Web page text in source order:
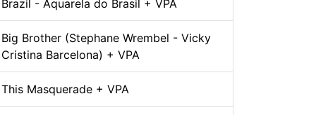
Brazil - Aquarela do Brasil + VPA
Big Brother (Stephane Wrembel - Vicky
Cristina Barcelona) + VPA
This Masquerade + VPA